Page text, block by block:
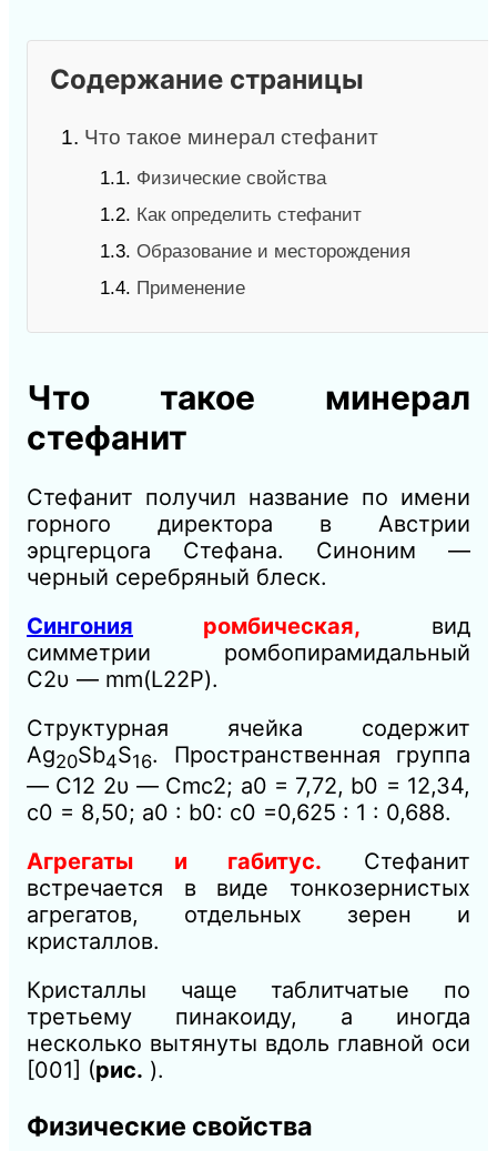
Содержание страницы
1. Что такое минерал стефанит
1.1. Физические свойства
1.2. Как определить стефанит
1.3. Образование и месторождения
1.4. Применение
Что такое минерал
стефанит
Стефанит получил название по имени
горного директора в Австрии
эрцгерцога Стефана. Синоним —
черный серебряный блеск.
Сингония ромбическая, вид
симметрии ромбопирамидальный
С2υ — mm(L22P).
Структурная ячейка содержит
Ag20Sb4S16. Пространственная группа
— C12 2υ — Сmс2; а0 = 7,72, b0 = 12,34,
с0 = 8,50; а0 : b0: с0 =0,625 : 1 : 0,688.
Агрегаты и габитус. Стефанит
встречается в виде тонкозернистых
агрегатов, отдельных зерен и
кристаллов.
Кристаллы чаще таблитчатые по
третьему пинакоиду, а иногда
несколько вытянуты вдоль главной оси
[001] (рис. ).
Физические свойства